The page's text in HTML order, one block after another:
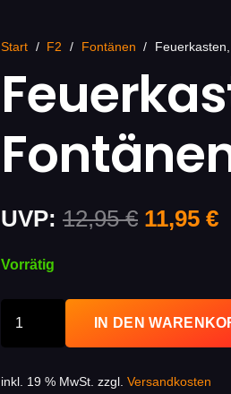
Start / F2 / Fontänen /
UVP: 12,95€ 11,95 €
Vorrätig
Menge
IN DEN
inkl. 19 % MwSt. zzgl. Versandkosten